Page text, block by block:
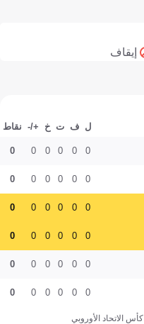
إيقاف
ل ف ت خ +/- نقاط
0
0
0
0
0
0
0
0
0
0
0
0
0
0
0
0
0
0
0
0
0
0
0
0
0
0
0
0
0
0
0
0
0
0
0
0
كأس الاتحاد الأوروبي